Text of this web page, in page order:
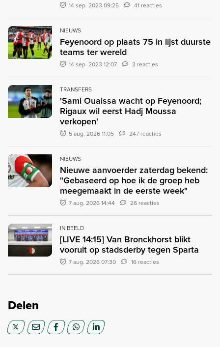
14 sep. 2023 09:25 41 reacties
NIEUWS
Feyenoord op plaats 75 in lijst duurste
teams ter wereld
14 sep. 2023 12:07 3 reacties
TRANSFERS
'Sami Ouaissa wacht op Feyenoord;
Rigaux wil eerst Hadj Moussa
verkopen'
5 aug. 2026 11:05 247 reacties
NIEUWS
Nieuwe aanvoerder zaterdag bekend:
"Gebaseerd op hoe ik de groep heb
meegemaakt in de eerste week"
7 aug. 2026 14:44 26 reacties
IN BEELD
[LIVE 14:15] Van Bronckhorst blikt
vooruit op stadsderby tegen Sparta
7 aug. 2026 07:30 16 reacties
Delen